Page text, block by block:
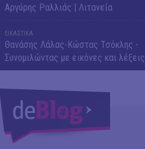
Αργύρης Ραλλιάς | Λιτανεία
ΕΙΚΑΣΤΙΚΑ
Θανάσης Λάλας-Κώστας Τσόκλης -
Συνομιλώντας με εικόνες και λέξεις